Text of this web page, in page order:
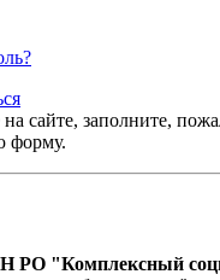
сайте, заполните,
форму.
РО "Комплексный